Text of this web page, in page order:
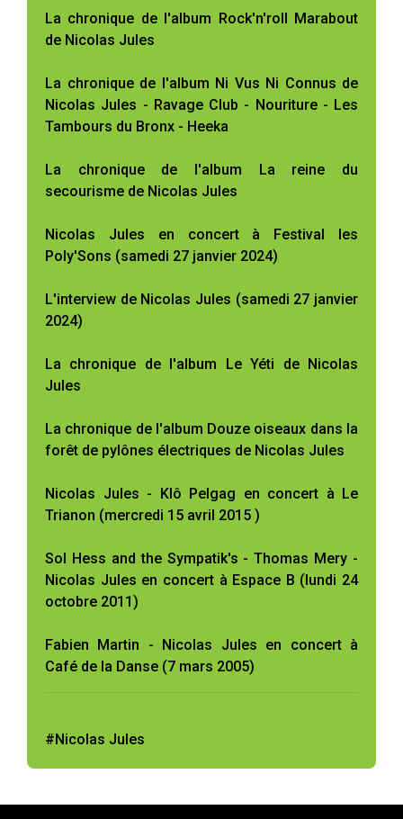
La chronique de l'album Rock'n'roll Marabout
de Nicolas Jules
La chronique de l'album Ni Vus Ni Connus de
Nicolas Jules - Ravage Club - Nouriture - Les
Tambours du Bronx - Heeka
La chronique de l'album La reine du
secourisme de Nicolas Jules
Nicolas Jules en concert à Festival les
Poly'Sons (samedi 27 janvier 2024)
L'interview de Nicolas Jules (samedi 27 janvier
2024)
La chronique de l'album Le Yéti de Nicolas
Jules
La chronique de l'album Douze oiseaux dans la
forêt de pylônes électriques de Nicolas Jules
Nicolas Jules - Klô Pelgag en concert à Le
Trianon (mercredi 15 avril 2015 )
Sol Hess and the Sympatik's - Thomas Mery -
Nicolas Jules en concert à Espace B (lundi 24
octobre 2011)
Fabien Martin - Nicolas Jules en concert à
Café de la Danse (7 mars 2005)
#Nicolas Jules